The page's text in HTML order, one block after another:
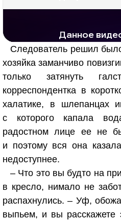
Следователь решил
хозяйка заманчиво
только затянуть
корреспондентка в
халатике, в шлепанцах
с которого капала
радостном лице ее не
и поэтому вся она
недоступнее.
– Что это вы будто на
в кресло, нимало не
распахнулись. – Уф,
выпьем, и вы расскажете